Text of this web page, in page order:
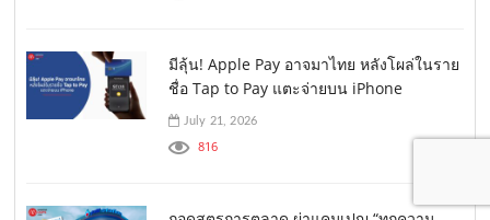
มีลุ้น! Apple Pay อาจมาไทย หลังโผล่ในราย
ชื่อ Tap to Pay แตะจ่ายบน iPhone
July 21, 2026
816